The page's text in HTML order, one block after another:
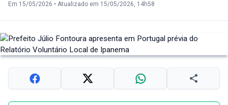
Em 15/05/2026 • Atualizado em 15/05/2026, 14h58